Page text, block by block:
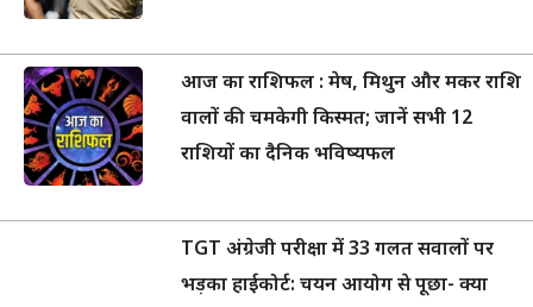
आज का राशिफल : मेष, मिथुन और मकर राशि
वालों की चमकेगी किस्मत; जानें सभी 12
राशियों का दैनिक भविष्यफल
TGT अंग्रेजी परीक्षा में 33 गलत सवालों पर
भड़का हाईकोर्ट: चयन आयोग से पूछा- क्या